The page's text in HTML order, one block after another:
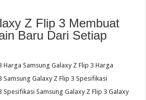
Z Flip 3 Membuat
Baru Dari Setiap
Harga Samsung Galaxy Z Flip 3 Harga
Samsung Galaxy Z Flip 3 Spesifikasi
Spesifikasi Samsung Galaxy Z Flip 3 Galaxy